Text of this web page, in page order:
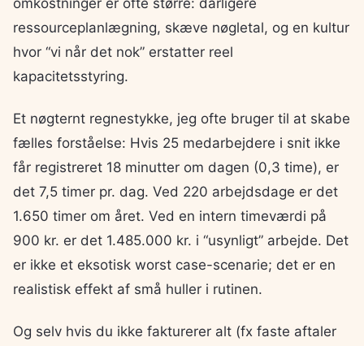
ressourceplanlægning, skæve nøgletal, og en kultur
hvor “vi når det nok” erstatter reel
kapacitetsstyring.
Et nøgternt regnestykke, jeg ofte bruger til at skabe
fælles forståelse: Hvis 25 medarbejdere i snit ikke
får registreret 18 minutter om dagen (0,3 time), er
det 7,5 timer pr. dag. Ved 220 arbejdsdage er det
1.650 timer om året. Ved en intern timeværdi på
900 kr. er det 1.485.000 kr. i “usynligt” arbejde. Det
er ikke et eksotisk worst case-scenarie; det er en
realistisk effekt af små huller i rutinen.
Og selv hvis du ikke fakturerer alt (fx faste aftaler